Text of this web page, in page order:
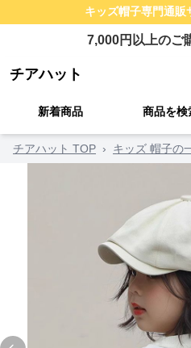
キッズ帽子専門通販
7,000円以上のご
チアハット
新着商品 商品を検
チアハット TOP › キッズ 帽子の